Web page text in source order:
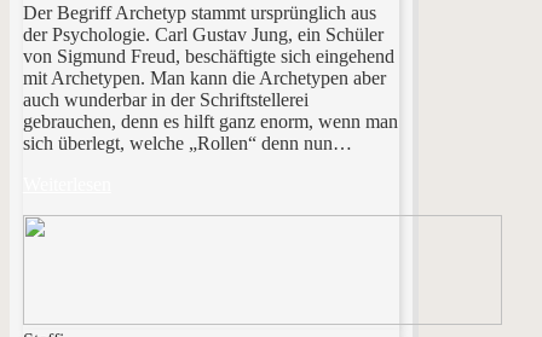
Der Begriff Archetyp stammt ursprünglich aus
der Psychologie. Carl Gustav Jung, ein Schüler
von Sigmund Freud, beschäftigte sich eingehend
mit Archetypen. Man kann die Archetypen aber
auch wunderbar in der Schriftstellerei
gebrauchen, denn es hilft ganz enorm, wenn man
sich überlegt, welche „Rollen“ denn nun…